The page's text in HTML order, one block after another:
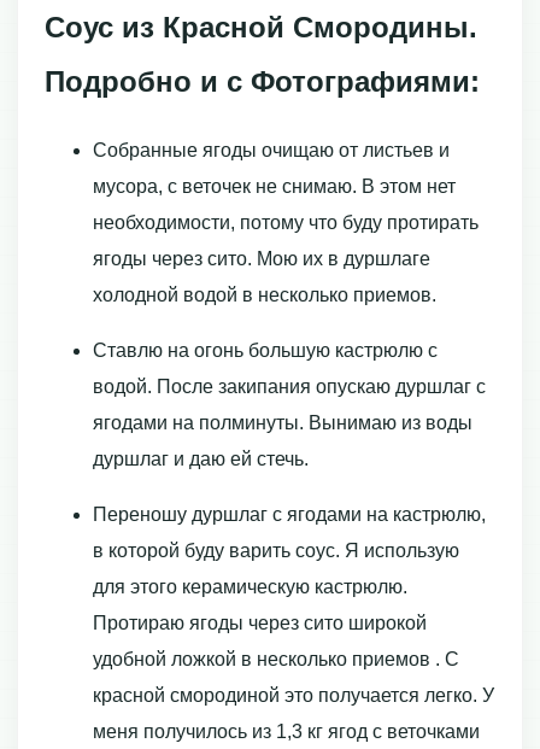
Соус из Красной Смородины.
Подробно и с Фотографиями:
Собранные ягоды очищаю от листьев и
мусора, с веточек не снимаю. В этом нет
необходимости, потому что буду протирать
ягоды через сито. Мою их в дуршлаге
холодной водой в несколько приемов.
Ставлю на огонь большую кастрюлю с
водой. После закипания опускаю дуршлаг с
ягодами на полминуты. Вынимаю из воды
дуршлаг и даю ей стечь.
Переношу дуршлаг с ягодами на кастрюлю,
в которой буду варить соус. Я использую
для этого керамическую кастрюлю.
Протираю ягоды через сито широкой
удобной ложкой в несколько приемов . С
красной смородиной это получается легко. У
меня получилось из 1,3 кг ягод с веточками